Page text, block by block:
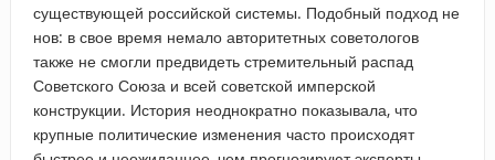
существующей российской системы. Подобный подход не
нов: в свое время немало авторитетных советологов
также не смогли предвидеть стремительный распад
Советского Союза и всей советской имперской
конструкции. История неоднократно показывала, что
крупные политические изменения часто происходят